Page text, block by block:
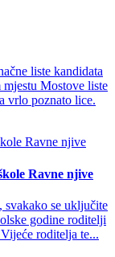
liste kandidata
mjestu Mostove liste
vrlo poznato lice.
Ravne njive
se uključite
godine roditelji
roditelja te...